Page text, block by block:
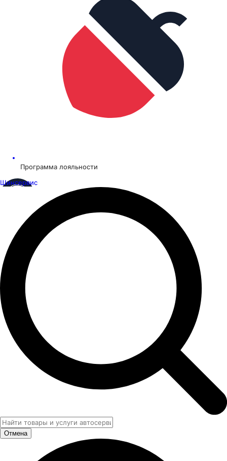
Программа лояльности
Шинсервис
Отмена